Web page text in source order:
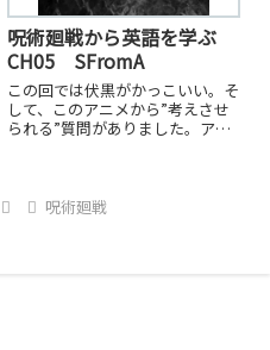
呪術廻戦から英語を学ぶ
CH05 SFromA
この回では伏黒がかっこいい。そ
して、このアニメから”考えさせ
られる”質問がありました。アニ
呪術廻戦